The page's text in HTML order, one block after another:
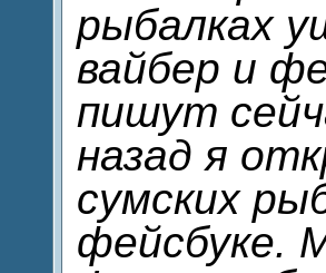
рыбалках
вайбер и
пишут
назад я
сумских
фейсбуке.